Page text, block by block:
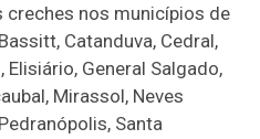
creches nos municípios de
Catanduva, Cedral,
General Salgado,
Mirassol, Neves
Santa